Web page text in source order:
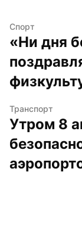
Спорт
«Ни дня
Транспорт
Утром 8